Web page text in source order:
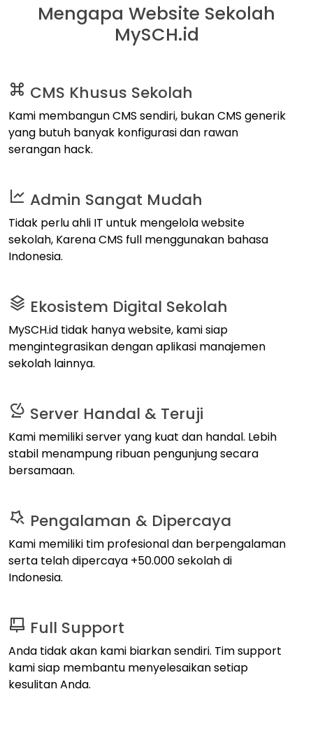
Mengapa Website Sekolah
MySCH.id
CMS Khusus Sekolah
Kami membangun CMS sendiri, bukan CMS generik
yang butuh banyak konfigurasi dan rawan
serangan hack.
Admin Sangat Mudah
Tidak perlu ahli IT untuk mengelola website
sekolah, Karena CMS full menggunakan bahasa
Indonesia.
Ekosistem Digital Sekolah
MySCH.id tidak hanya website, kami siap
mengintegrasikan dengan aplikasi manajemen
sekolah lainnya.
Server Handal & Teruji
Kami memiliki server yang kuat dan handal. Lebih
stabil menampung ribuan pengunjung secara
bersamaan.
Pengalaman & Dipercaya
Kami memiliki tim profesional dan berpengalaman
serta telah dipercaya +50.000 sekolah di
Indonesia.
Full Support
Anda tidak akan kami biarkan sendiri. Tim support
kami siap membantu menyelesaikan setiap
kesulitan Anda.